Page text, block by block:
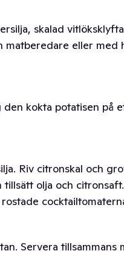
skalad
matberedare eller med
den kokta potatisen på
Riv citronskal och
olja och
Servera tillsammans